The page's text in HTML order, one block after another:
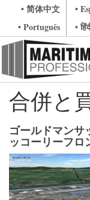
• 简体中文 •
• Português •
合併と
ゴールドマンサ
ッコーリーフロ